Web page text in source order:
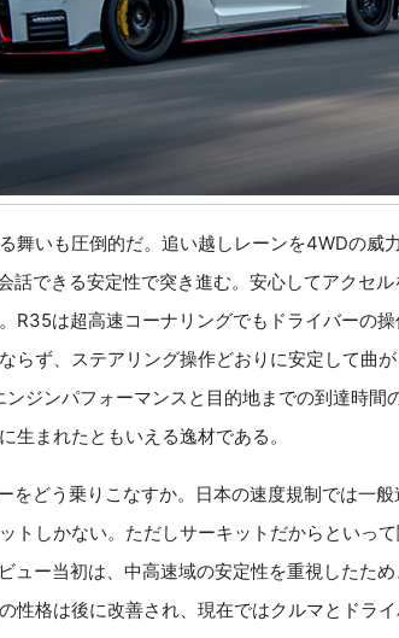
舞いも圧倒的だ。追い越しレーンを4WDの威
できる安定性で突き進む。安心してアクセル
R35は超高速コーナリングでもドライバーの
らず、ステアリング操作どおりに安定して曲
ジンパフォーマンスと目的地までの到達時間
生まれたともいえる逸材である。
どう乗りこなすか。日本の速度規制では一
トしかない。ただしサーキットだからといっ
ュー当初は、中高速域の安定性を重視したた
性格は後に改善され、現在ではクルマとドラ